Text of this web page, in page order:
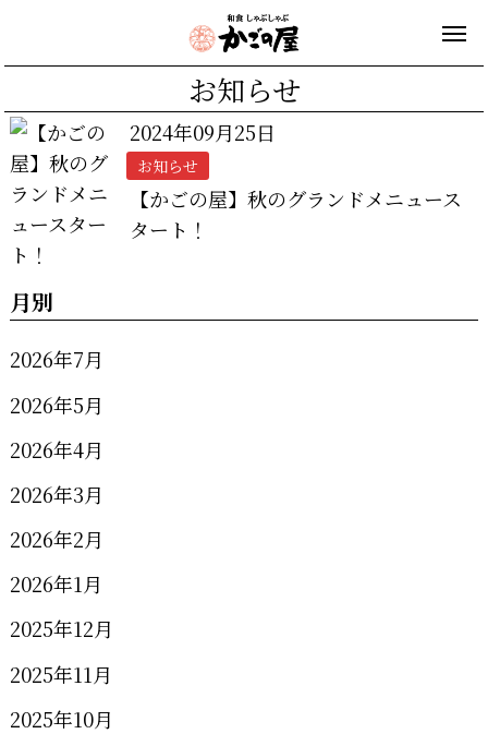
お知らせ
2024年09月25日
お知らせ
【かごの屋】秋のグランドメニュース
タート！
月別
2026年7月
2026年5月
2026年4月
2026年3月
2026年2月
2026年1月
2025年12月
2025年11月
2025年10月